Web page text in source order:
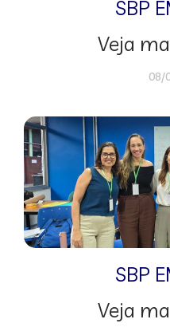
SBP
Veja
08/
SBP
Veja